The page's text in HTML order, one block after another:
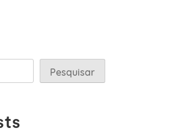
Pesquisar